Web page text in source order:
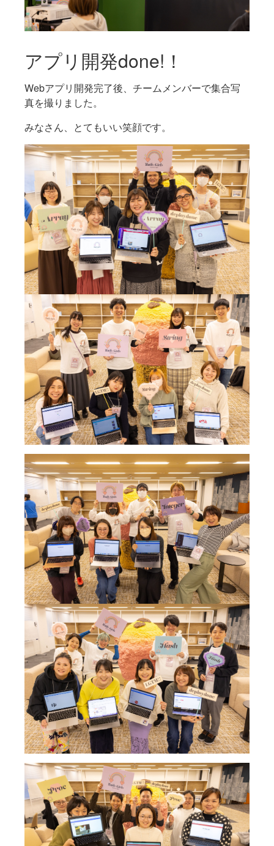
アプリ開発done!！
Webアプリ開発完了後、チームメンバーで集合写
真を撮りました。
みなさん、とてもいい笑顔です。